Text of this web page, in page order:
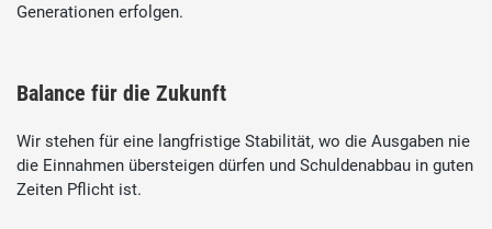
Generationen erfolgen.
Balance für die Zukunft
Wir stehen für eine langfristige Stabilität, wo die Ausgaben nie
die Einnahmen übersteigen dürfen und Schuldenabbau in guten
Zeiten Pflicht ist.